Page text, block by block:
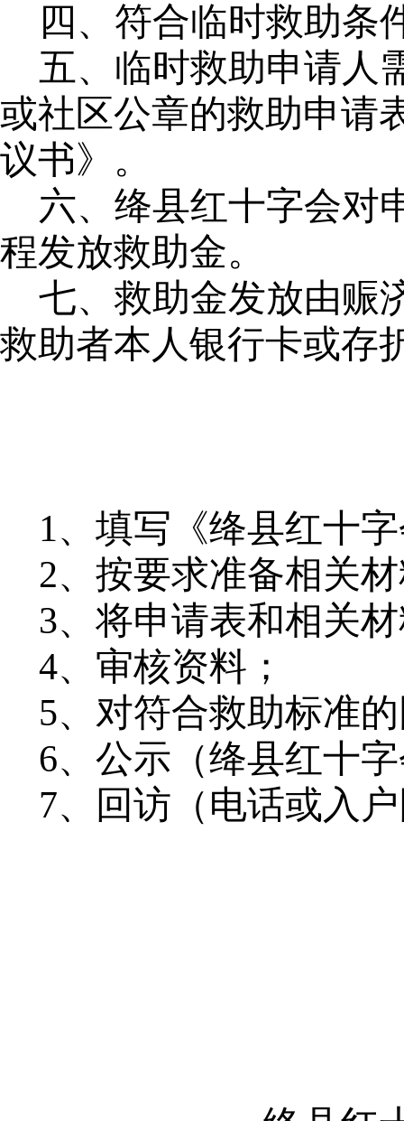
四、符合临时救助条
五、临时救助申请人
或社区公章的救助申请
议书》。
六、绛县红十字会对
程发放救助金。
七、救助金发放由赈
救助者本人银行卡或存
1、填写《绛县红十
2、按要求准备相关
3、将申请表和相关
4、审核资料；
5、对符合救助标准
6、公示（绛县红十
7、回访（电话或入